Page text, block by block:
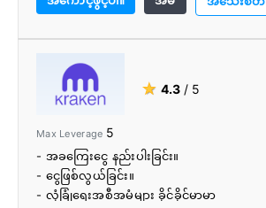
★ 4.3 / 5
Max Leverage 5
- အခကြေးငွေ နည်းပါးခြင်း။
- ငွေဖြစ်လွယ်ခြင်း။
- လုံခြုံရေးအစီအမံများ ခိုင်ခိုင်မာမာ